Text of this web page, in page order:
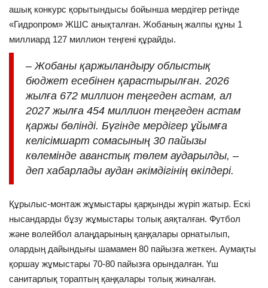
ашық конкурс қорытындысы бойынша мердігер ретінде
«Гидропром» ЖШС анықталған. Жобаның жалпы құны 1
миллиард 127 миллион теңгені құрайды.
– Жобаны қаржыландыру облыстық
бюджет есебінен қарастырылған. 2026
жылға 672 миллион теңгеден астам, ал
2027 жылға 454 миллион теңгеден астам
қаржы бөлінді. Бүгінде мердігер ұйымға
келісімшарт сомасының 30 пайызы
көлемінде аванстық төлем аударылды, –
деп хабарлады аудан әкімдігінің өкілдері.
Құрылыс-монтаж жұмыстары қарқынды жүріп жатыр. Ескі
нысандарды бұзу жұмыстары толық аяқталған. Футбол
және волейбол алаңдарының қаңқалары орнатылып,
олардың дайындығы шамамен 80 пайызға жеткен. Аумақты
қоршау жұмыстары 70-80 пайызға орындалған. Үш
санитарлық тораптың қаңқалары толық жиналған.